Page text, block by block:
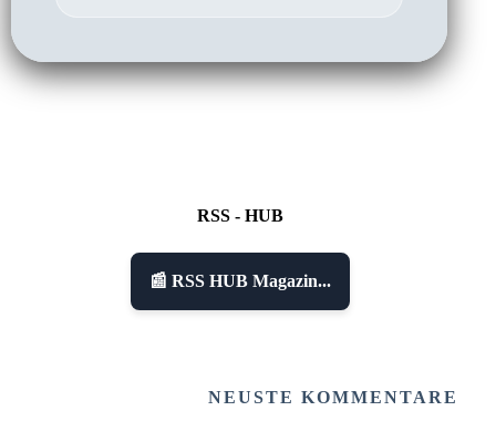
RSS - HUB
📰 RSS HUB Magazin...
NEUSTE KOMMENTARE